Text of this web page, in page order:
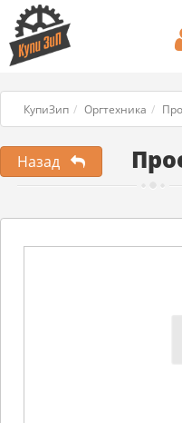
КупиЗип Оргтехника
Назад